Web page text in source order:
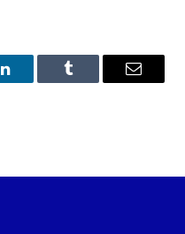
O
Tumblr
E-